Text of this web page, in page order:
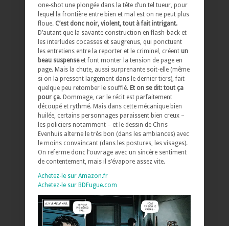
one-shot une plongée dans la tête d’un tel tueur, pour
lequel la frontière entre bien et mal est on ne peut plus
floue. C’est donc noir, violent, tout à fait intrigant.
D’autant que la savante construction en flash-back et
les interludes cocasses et saugrenus, qui ponctuent
les entretiens entre la reporter et le criminel, créent un
beau suspenseet font monter la tension de page en
page. Mais la chute, aussi surprenante soit-elle (même
si on la pressent largement dans le dernier tiers), fait
quelque peu retomber le soufflé. Et on se dit: tout ça
pour ça. Dommage, car le récit est parfaitement
découpé et rythmé. Mais dans cette mécanique bien
huilée, certains personnages paraissent bien creux –
les policiers notamment – et le dessin de Chris
Evenhuis alterne le très bon (dans les ambiances) avec
le moins convaincant (dans les postures, les visages).
On referme donc l’ouvrage avec un sincère sentiment
de contentement, mais il s’évapore assez vite.
Achetez-le sur Amazon.fr
Achetez-le sur BDFugue.com